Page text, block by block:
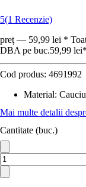
5(1 Recenzie)
preț — 59,99 lei *
DBA pe buc.59,99 lei*
Cod produs: 4691992
Material:
Mai multe detalii
Cantitate (buc.)